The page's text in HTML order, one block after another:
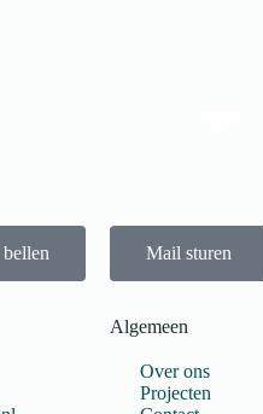
Mail sturen
Algemeen
Over ons
Projecten